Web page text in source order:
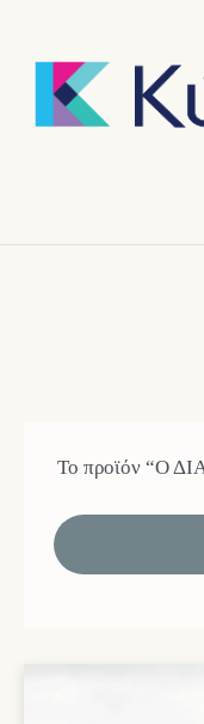
Το προϊόν “Ο